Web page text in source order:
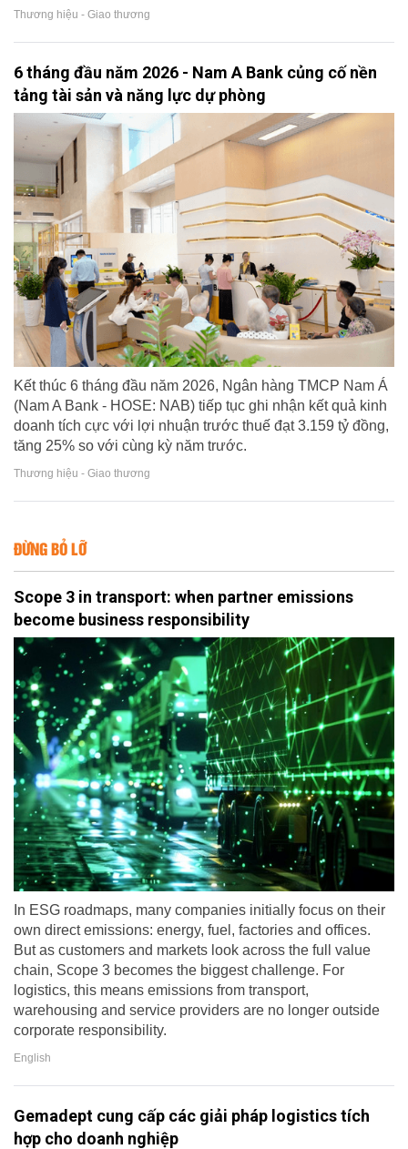
Thương hiệu - Giao thương
6 tháng đầu năm 2026 - Nam A Bank củng cố nền
tảng tài sản và năng lực dự phòng
Kết thúc 6 tháng đầu năm 2026, Ngân hàng TMCP Nam Á
(Nam A Bank - HOSE: NAB) tiếp tục ghi nhận kết quả kinh
doanh tích cực với lợi nhuận trước thuế đạt 3.159 tỷ đồng,
tăng 25% so với cùng kỳ năm trước.
Thương hiệu - Giao thương
ĐỪNG BỎ LỠ
Scope 3 in transport: when partner emissions
become business responsibility
In ESG roadmaps, many companies initially focus on their
own direct emissions: energy, fuel, factories and offices.
But as customers and markets look across the full value
chain, Scope 3 becomes the biggest challenge. For
logistics, this means emissions from transport,
warehousing and service providers are no longer outside
corporate responsibility.
English
Gemadept cung cấp các giải pháp logistics tích
hợp cho doanh nghiệp